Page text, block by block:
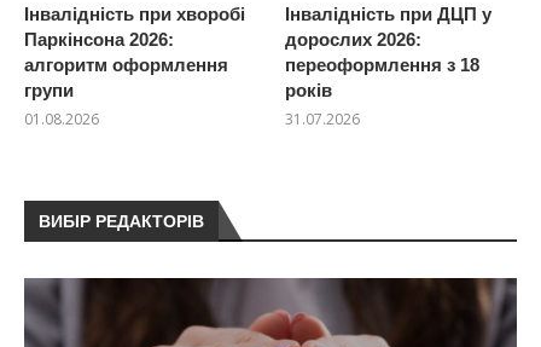
Інвалідність при хворобі
Паркінсона 2026:
алгоритм оформлення
групи
01.08.2026
Інвалідність при ДЦП у
дорослих 2026:
переоформлення з 18
років
31.07.2026
ВИБІР РЕДАКТОРІВ